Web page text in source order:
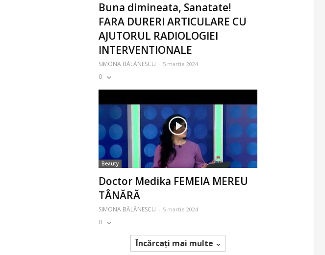
Buna dimineata, Sanatate!
FARA DURERI ARTICULARE CU
AJUTORUL RADIOLOGIEI
INTERVENTIONALE
SIMONA BĂLĂNESCU - 5 martie 2024
0
Beauty
Doctor Medika FEMEIA MEREU
TÂNĂRĂ
SIMONA BĂLĂNESCU - 5 martie 2024
0
Încărcați mai multe